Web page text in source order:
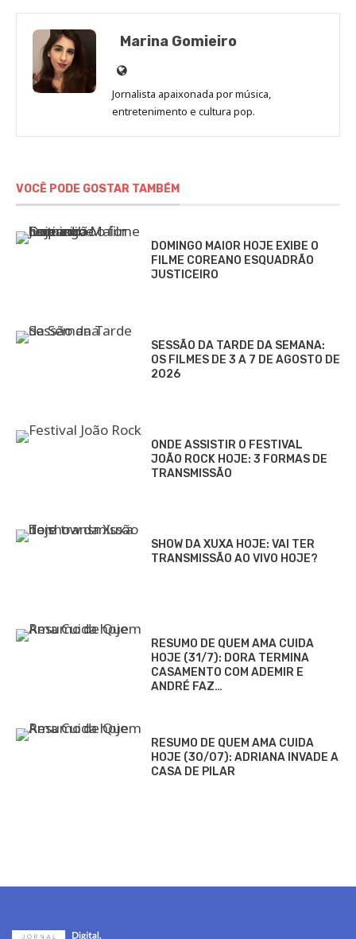
Marina Gomieiro
Site
de
Marina
Jornalista apaixonada por música,
entretenimento e cultura pop.
VOCÊ PODE GOSTAR TAMBÉM
DOMINGO MAIOR HOJE EXIBE O
FILME COREANO ESQUADRÃO
JUSTICEIRO
SESSÃO DA TARDE DA SEMANA:
OS FILMES DE 3 A 7 DE AGOSTO DE
2026
ONDE ASSISTIR O FESTIVAL
JOÃO ROCK HOJE: 3 FORMAS DE
TRANSMISSÃO
SHOW DA XUXA HOJE: VAI TER
TRANSMISSÃO AO VIVO HOJE?
RESUMO DE QUEM AMA CUIDA
HOJE (31/7): DORA TERMINA
CASAMENTO COM ADEMIR E
ANDRÉ FAZ…
RESUMO DE QUEM AMA CUIDA
HOJE (30/07): ADRIANA INVADE A
CASA DE PILAR